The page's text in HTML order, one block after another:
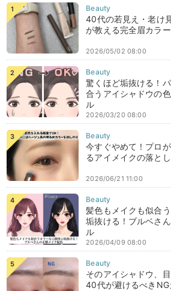
40代の若見え・老け
が教える完全眉カラ
2026/05/02 08:00
驚くほど垢抜ける！
合うアイシャドウの
ル
2026/03/20 08:00
今すぐやめて！プロ
るアイメイクの落と
2026/06/21 11:00
髪色もメイクも似合
垢抜ける！ブルベさ
ル
2026/04/09 08:00
そのアイシャドウ、
40代が避けるべき